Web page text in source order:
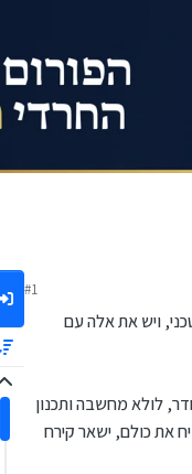
#1
ויש את אלה עם
לולא מחשבה ותכנון
את כולם, ישאר קירח